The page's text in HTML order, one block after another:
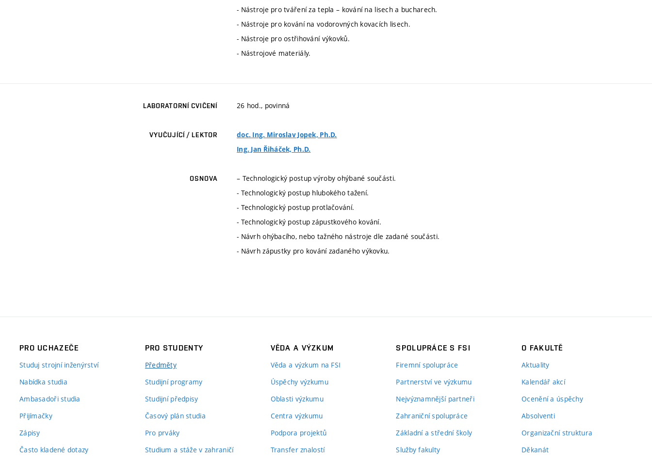
- Nástroje pro tváření za tepla – kování na lisech a bucharech.
- Nástroje pro kování na vodorovných kovacích lisech.
- Nástroje pro ostřihování výkovků.
- Nástrojové materiály.
LABORATORNÍ CVIČENÍ 26 hod., povinná
VYUČUJÍCÍ / LEKTOR
doc. Ing. Miroslav Jopek, Ph.D.
Ing. Jan Řiháček, Ph.D.
OSNOVA
– Technologický postup výroby ohýbané součásti.
- Technologický postup hlubokého tažení.
- Technologický postup protlačování.
- Technologický postup zápustkového kování.
- Návrh ohýbacího, nebo tažného nástroje dle zadané součásti.
- Návrh zápustky pro kování zadaného výkovku.
PRO UCHAZEČE
Studuj strojní inženýrství
Nabídka studia
Ambasadoři studia
Přijímačky
Zápisy
Často kladené dotazy
PRO STUDENTY
Předměty
Studijní programy
Studijní předpisy
Časový plán studia
Pro prváky
Studium a stáže v zahraničí
VĚDA A VÝZKUM
Věda a výzkum na FSI
Úspěchy výzkumu
Oblasti výzkumu
Centra výzkumu
Podpora projektů
Transfer znalostí
SPOLUPRÁCE S FSI
Firemní spolupráce
Partnerství ve výzkumu
Nejvýznamnější partneři
Zahraniční spolupráce
Základní a střední školy
Služby fakulty
O FAKULTĚ
Aktuality
Kalendář akcí
Ocenění a úspěchy
Absolventi
Organizační struktura
Děkanát